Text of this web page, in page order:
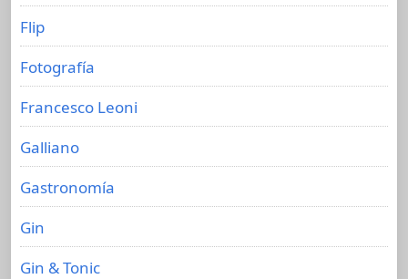
Flip
Fotografía
Francesco Leoni
Galliano
Gastronomía
Gin
Gin & Tonic